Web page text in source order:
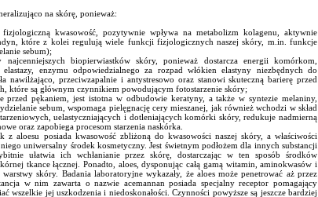
na skórę, ponieważ:
kwasowość, pozytywnie wpływa na metabolizm kolagenu, aktywnie
które z kolei regulują wiele funkcji fizjologicznych naszej skóry, m.in. funkcje
sebum);
biopierwiastków skóry, ponieważ dostarcza energii komórkom,
elastazy, enzymu odpowiedzialnego za rozpad włókien elastyny niezbędnych do
nawilżająco, przeciwzapalnie i antystresowo oraz stanowi skuteczną barierę przed
które są głównym czynnikiem powodującym fotostarzenie skóry;
pękaniem, jest istotna w odbudowie keratyny, a także w syntezie melaniny,
sebum, wspomaga pielęgnację cery mieszanej, jak również wchodzi w skład
uelastyczniających i dotleniających komórki skóry, redukuje nadmierną
oraz zapobiega procesom starzenia naskórka.
z aloesu posiada kwasowość zbliżoną do kwasowości naszej skóry, a właściwości
uniwersalny środek kosmetyczny. Jest świetnym podłożem dla innych substancji
ułatwia ich wchłanianie przez skórę, dostarczając w ten sposób środków
tkance łącznej. Ponadto, aloes, dysponując całą gamą witamin, aminokwasów i
skóry. Badania laboratoryjne wykazały, że aloes może penetrować aż przez
w nim zawarta o nazwie acemannan posiada specjalny receptor pomagający
wszelkie jej uszkodzenia i niedoskonałości. Czynności powyższe są jeszcze bardziej